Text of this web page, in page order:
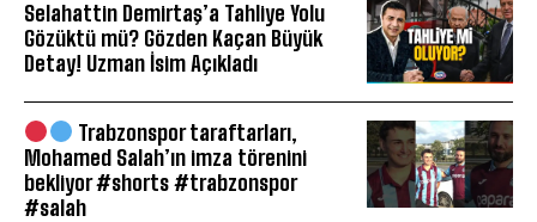
Selahattin Demirtaş’a Tahliye Yolu
Gözüktü mü? Gözden Kaçan Büyük
Detay! Uzman İsim Açıkladı
Trabzonspor taraftarları,
Mohamed Salah’ın imza törenini
bekliyor #shorts #trabzonspor
#salah